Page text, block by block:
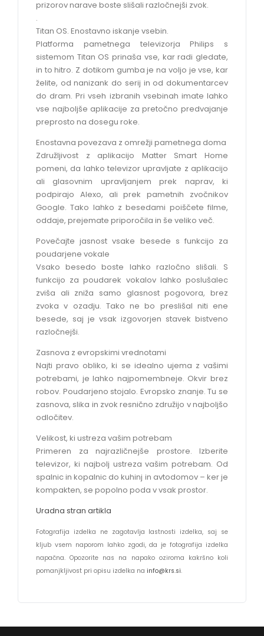
prizorov narave boste slišali razločnejši zvok.
.
Titan OS. Enostavno iskanje vsebin.
Platforma pametnega televizorja Philips s
sistemom Titan OS prinaša vse, kar radi gledate,
in to hitro. Z dotikom gumba je na voljo je vse, kar
želite, od nanizank do serij in od dokumentarcev
do dram. Pri vseh izbranih vsebinah imate lahko
vse najboljše aplikacije za pretočno predvajanje
preprosto na dosegu roke.
Enostavna povezava z omrežji pametnega doma
Združljivost z aplikacijo Matter Smart Home
pomeni, da lahko televizor upravljate z aplikacijo
ali glasovnim upravljanjem prek naprav, ki
podpirajo Alexo, ali prek pametnih zvočnikov
Google. Tako lahko z besedami poiščete filme,
oddaje, prejemate priporočila in še veliko več.
Povečajte jasnost vsake besede s funkcijo za
poudarjene vokale
Vsako besedo boste lahko razločno slišali. S
funkcijo za poudarek vokalov lahko poslušalec
zviša ali zniža samo glasnost pogovora, brez
zvoka v ozadju. Tako ne bo preslišal niti ene
besede, saj je vsak izgovorjen stavek bistveno
razločnejši.
Zasnova z evropskimi vrednotami
Najti pravo obliko, ki se idealno ujema z vašimi
potrebami, je lahko najpomembneje. Okvir brez
robov. Poudarjeno stojalo. Evropsko znanje. Tu se
zasnova, slika in zvok resnično združijo v najboljšo
odločitev.
Velikost, ki ustreza vašim potrebam
Primeren za najrazličnejše prostore. Izberite
televizor, ki najbolj ustreza vašim potrebam. Od
spalnic in kopalnic do kuhinj in avtodomov – ker je
kompakten, se popolno poda v vsak prostor.
Uradna stran artikla
Fotografija izdelka ne zagotavlja lastnosti izdelka, saj se
kljub vsem naporom lahko zgodi, da je fotografija izdelka
napačna. Opozorite nas na napako oziroma kakršno koli
pomanjkljivost pri opisu izdelka na info@krs.si.